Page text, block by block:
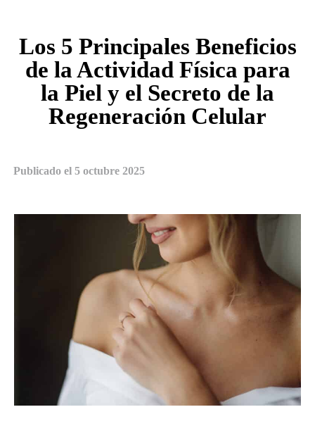
Los 5 Principales Beneficios
de la Actividad Física para
la Piel y el Secreto de la
Regeneración Celular
Publicado el 5 octubre 2025